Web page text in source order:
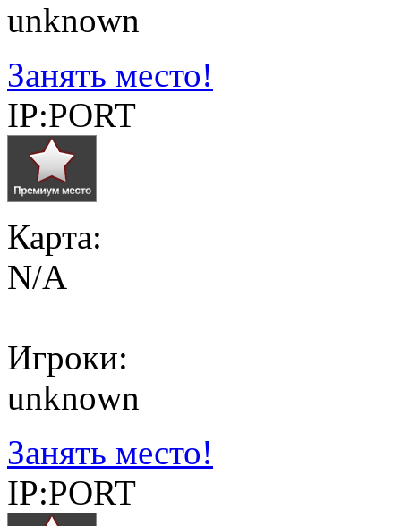
unknown
Занять место!
IP:PORT
Карта:
N/A
Игроки:
unknown
Занять место!
IP:PORT